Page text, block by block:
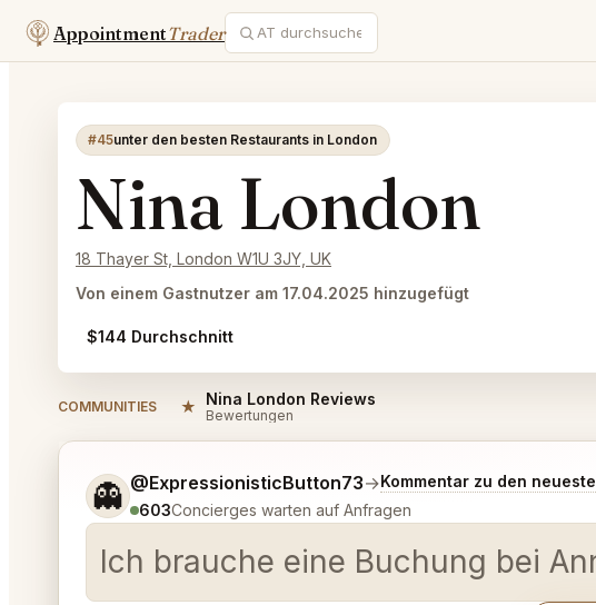
AppointmentTrader
#45unter den besten Restaurants in London
Nina London
18 Thayer St, London W1U 3JY, UK
Von einem Gastnutzer am 17.04.2025 hinzugefügt
$144 Durchschnitt
COMMUNITIES ★ Nina London Reviews
Bewertungen
👻 @ExpressionisticButton73→Kommentar zu den
603Concierges warten auf Anfragen
Ich brauche eine Buchung bei
Sag mir noch etwas genauer, was du möchtest.